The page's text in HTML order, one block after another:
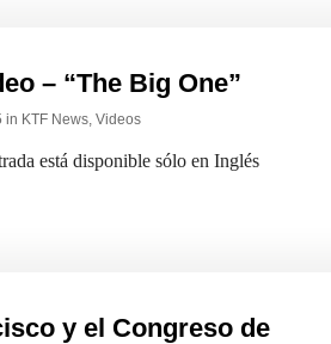
– “The Big One”
in KTF News, Videos
está disponible sólo en Inglés
y el Congreso de